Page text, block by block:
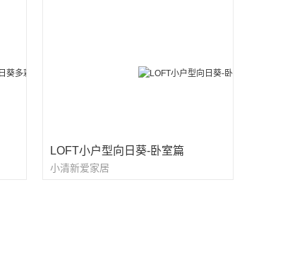
LOFT小户型向日葵-卧室篇
小清新爱家居